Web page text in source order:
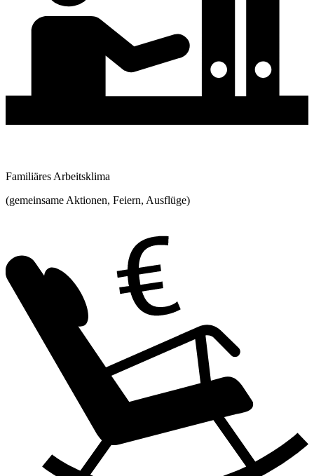
Familiäres Arbeitsklima
(gemeinsame Aktionen, Feiern, Ausflüge)